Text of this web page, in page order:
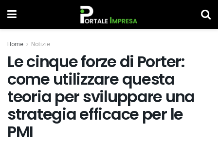
Home Notizie
Le cinque forze di Porter:
come utilizzare questa
teoria per sviluppare una
strategia efficace per le
PMI